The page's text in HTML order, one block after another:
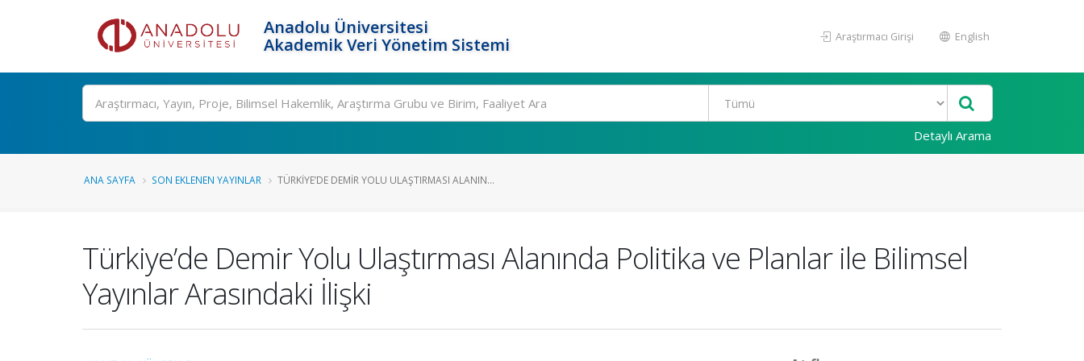
Anadolu Üniversitesi
Akademik Veri Yönetim Sistemi
Araştırmacı Girişi English
Ara
Detaylı Arama
ANA SAYFA SON EKLENEN YAYINLAR TÜRKIYE’DE DEMIR YOLU ULAŞTIRMASI ALANIN...
Türkiye’de Demir Yolu Ulaştırması Alanında Politika ve Planlar ile Bilimsel
Yayınlar Arasındaki İlişki